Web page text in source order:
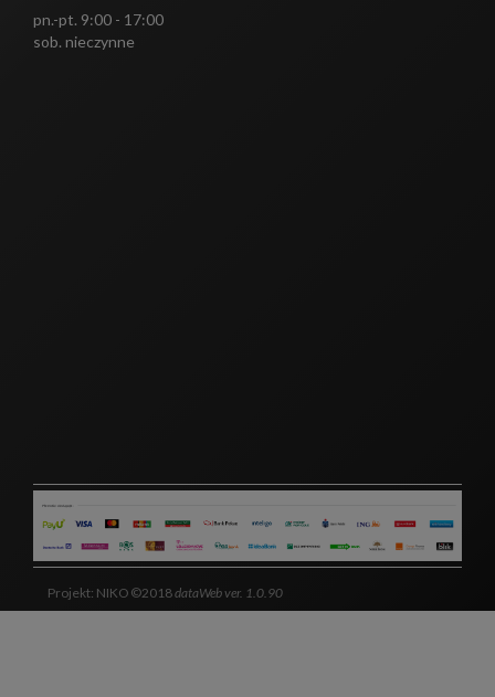
pn.-pt. 9:00 - 17:00
sob. nieczynne
Projekt: NIKO ©2018dataWeb ver. 1.0.90